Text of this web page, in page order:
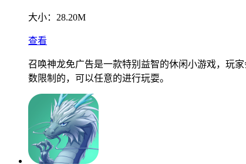
大小： 28.20M
查看
召唤神龙免广告是一款特别益智的休闲小游戏，玩
数限制的，可以任意的进行玩耍。